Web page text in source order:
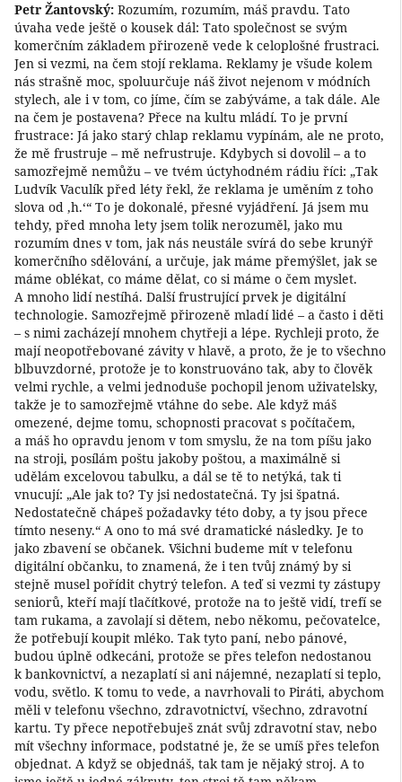
Petr Žantovský: Rozumím, rozumím, máš pravdu. Tato
úvaha vede ještě o kousek dál: Tato společnost se svým
komerčním základem přirozeně vede k celoplošné frustraci.
Jen si vezmi, na čem stojí reklama. Reklamy je všude kolem
nás strašně moc, spoluurčuje náš život nejenom v módních
stylech, ale i v tom, co jíme, čím se zabýváme, a tak dále. Ale
na čem je postavena? Přece na kultu mládí. To je první
frustrace: Já jako starý chlap reklamu vypínám, ale ne proto,
že mě frustruje – mě nefrustruje. Kdybych si dovolil – a to
samozřejmě nemůžu – ve tvém úctyhodném rádiu říci: „Tak
Ludvík Vaculík před léty řekl, že reklama je uměním z toho
slova od ‚h.‘“ To je dokonalé, přesné vyjádření. Já jsem mu
tehdy, před mnoha lety jsem tolik nerozuměl, jako mu
rozumím dnes v tom, jak nás neustále svírá do sebe krunýř
komerčního sdělování, a určuje, jak máme přemýšlet, jak se
máme oblékat, co máme dělat, co si máme o čem myslet.
A mnoho lidí nestíhá. Další frustrující prvek je digitální
technologie. Samozřejmě přirozeně mladí lidé – a často i děti
– s nimi zacházejí mnohem chytřeji a lépe. Rychleji proto, že
mají neopotřebované závity v hlavě, a proto, že je to všechno
blbuvzdorné, protože je to konstruováno tak, aby to člověk
velmi rychle, a velmi jednoduše pochopil jenom uživatelsky,
takže je to samozřejmě vtáhne do sebe. Ale když máš
omezené, dejme tomu, schopnosti pracovat s počítačem,
a máš ho opravdu jenom v tom smyslu, že na tom píšu jako
na stroji, posílám poštu jakoby poštou, a maximálně si
udělám excelovou tabulku, a dál se tě to netýká, tak ti
vnucují: „Ale jak to? Ty jsi nedostatečná. Ty jsi špatná.
Nedostatečně chápeš požadavky této doby, a ty jsou přece
tímto neseny.“ A ono to má své dramatické následky. Je to
jako zbavení se občanek. Všichni budeme mít v telefonu
digitální občanku, to znamená, že i ten tvůj známý by si
stejně musel pořídit chytrý telefon. A teď si vezmi ty zástupy
seniorů, kteří mají tlačítkové, protože na to ještě vidí, trefí se
tam rukama, a zavolají si dětem, nebo někomu, pečovatelce,
že potřebují koupit mléko. Tak tyto paní, nebo pánové,
budou úplně odkecáni, protože se přes telefon nedostanou
k bankovnictví, a nezaplatí si ani nájemné, nezaplatí si teplo,
vodu, světlo. K tomu to vede, a navrhovali to Piráti, abychom
měli v telefonu všechno, zdravotnictví, všechno, zdravotní
kartu. Ty přece nepotřebuješ znát svůj zdravotní stav, nebo
mít všechny informace, podstatné je, že se umíš přes telefon
objednat. A když se objednáš, tak tam je nějaký stroj. A to